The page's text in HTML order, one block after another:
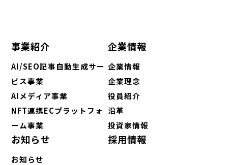
事業紹介
AI/SEO記事自動生成サー
ビス事業
AIメディア事業
NFT連携ECプラットフォ
ーム事業
企業情報
企業情報
企業理念
役員紹介
沿革
投資家情報
お知らせ
お知らせ
採用情報